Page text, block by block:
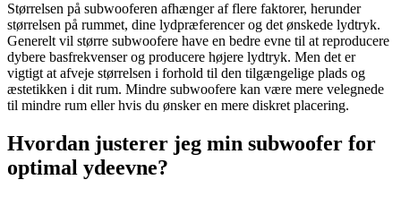
Størrelsen på subwooferen afhænger af flere faktorer, herunder
størrelsen på rummet, dine lydpræferencer og det ønskede lydtryk.
Generelt vil større subwoofere have en bedre evne til at reproducere
dybere basfrekvenser og producere højere lydtryk. Men det er
vigtigt at afveje størrelsen i forhold til den tilgængelige plads og
æstetikken i dit rum. Mindre subwoofere kan være mere velegnede
til mindre rum eller hvis du ønsker en mere diskret placering.
Hvordan justerer jeg min subwoofer for
optimal ydeevne?